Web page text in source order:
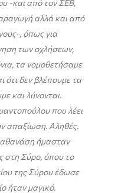
-και από τον ΣΕΒ,
αλλά και από
, όπως για
των οχλήσεων,
τα νομοθετήσαμε
ότι δεν βλέπουμε τα
και λύνονται.
που λέει
απαξίωση. Αληθές.
ήμασταν
στη Σύρο, όπου το
της Σύρου έδωσε
ήταν μαγικό.